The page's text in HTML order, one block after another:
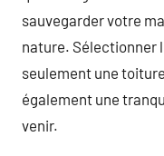
sauvegarder votre
nature. Sélectionner
seulement une
également une
venir.